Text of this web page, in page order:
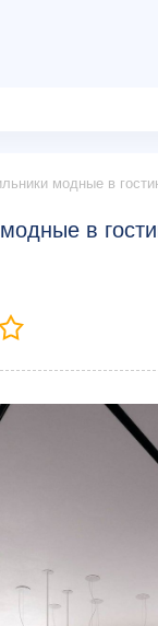
модные в
в